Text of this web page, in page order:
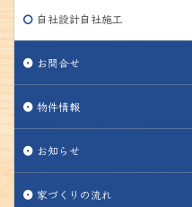
自社設計自社施工
お問合せ
物件情報
お知らせ
家づくりの流れ